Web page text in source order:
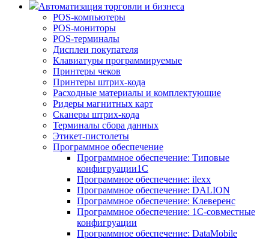
Автоматизация торговли и бизнеса
POS-компьютеры
POS-мониторы
POS-терминалы
Дисплеи покупателя
Клавиатуры программируемые
Принтеры чеков
Принтеры штрих-кода
Расходные материалы и комплектующие
Ридеры магнитных карт
Сканеры штрих-кода
Терминалы сбора данных
Этикет-пистолеты
Программное обеспечение
Программное обеспечение: Типовые
конфигруации1С
Программное обеспечение: ilexx
Программное обеспечение: DALION
Программное обеспечение: Клеверенс
Программное обеспечение: 1С-совместные
конфигруации
Программное обеспечение: DataMobile